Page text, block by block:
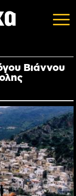
Βιάννου